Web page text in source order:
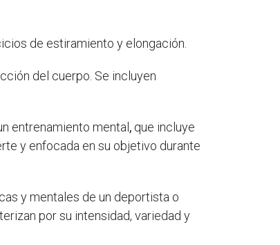
de estiramiento y elongación.
del cuerpo. Se incluyen
entrenamiento mental, que incluye
y enfocada en su objetivo durante
y mentales de un deportista o
por su intensidad, variedad y